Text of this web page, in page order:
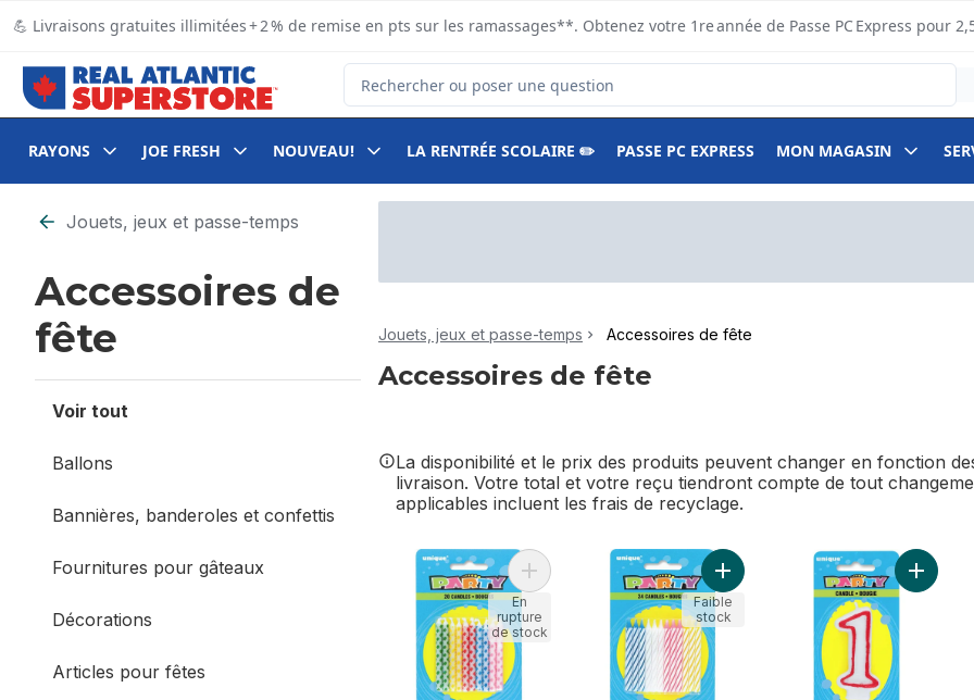
💪 Livraisons gratuites illimitées + 2 % de remise en pts sur les ramassages**. Obtenez votre 1re année de Passe PC Express pour
Rechercher des produits
RAYONS JOE FRESH NOUVEAU! LA RENTRÉE SCOLAIRE ✏️ PASSE PC EXPRESS MON MAGASIN
Passer au filtrage du contenu
Jouets, jeux et passe-temps
Accessoires de
fête
Voir tout
Ballons
Bannières, banderoles et confettis
Fournitures pour gâteaux
Décorations
Articles pour fêtes
Jouets, jeux et passe-temps Accessoires de fête
Accessoires de fête
La disponibilité et le prix des produits peuvent changer en fonction
livraison. Votre total et votre reçu tiendront compte de tout
applicables incluent les frais de recyclage.
Ajouter Bougies d'anniversaire à pois en diamant, 20 ct au
En
rupture
de stock
Ajouter Bougies d'anniversaire en
Faible
stock
Ajouter